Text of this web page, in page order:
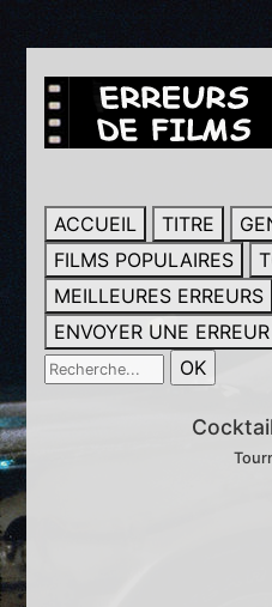
ACCUEIL TITRE
FILMS POPULAIRES
MEILLEURES ERREURS
ENVOYER UNE ERREUR